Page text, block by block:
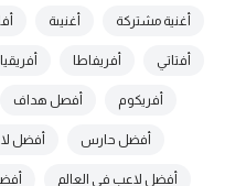
أغنية مشتركة أغنيىة
أفتاتي أفريفاطا أفريقيا
أفريكوم أفصل هداف
أفضل حارس أفضل
أفضل لاعب في العالم